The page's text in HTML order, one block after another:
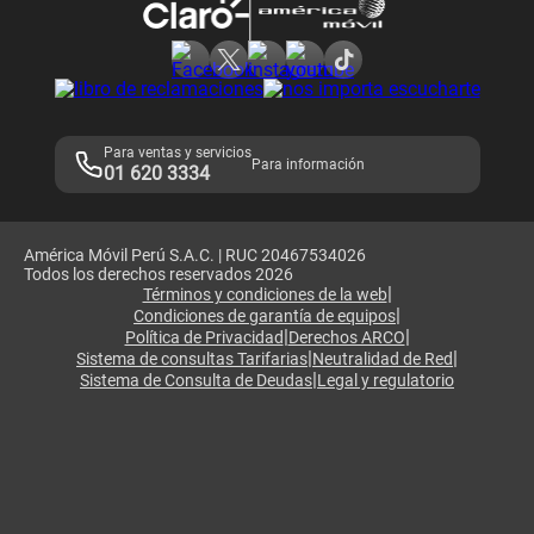
Adquirientes iPhone 6, 6S y SE
Mensaje de Seguridad
Términos y Condiciones de Tienda Claro
Libro de Reclamaciones
Para ventas y servicios
01 620 3334 Para información
América Móvil Perú S.A.C. | RUC 20467534026
Todos los derechos reservados 2026
Términos y condiciones de la web|
Condiciones de garantía de equipos|
Política de Privacidad|Derechos ARCO|
Sistema de consultas Tarifarias|Neutralidad de Red|
Sistema de Consulta de Deudas|Legal y regulatorio